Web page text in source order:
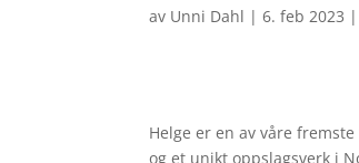
av Unni Dahl |6. feb 2023 |
Helge er en av våre
og et unikt oppslagsverk i